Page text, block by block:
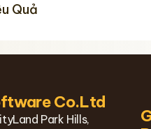
Quả
Co.Ltd
Park Hills,